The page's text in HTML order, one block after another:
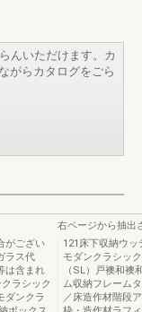
んいただけます。カ
がらカタログをごら
がござい
ラス代
は含まれ
ラシック
ダンクラ
右ページから抽出
121床下収納ウ
モダンクラシッ
（SL）戸襖和襖
ム収納フレーム
／床造作材階段